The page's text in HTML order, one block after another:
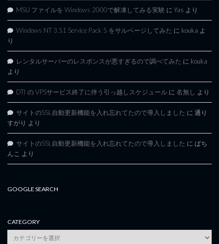
MSU ファイルを Windows 2000で解凍してみる実験 に Yas より
Windows NT 3.51 Service Pack 5 をサルベージしてみた に kouka よ
り
レンタルサーバーのレスポンスが悪すぎるので調べてみた に kouka
より
DTI の VPSサービス終了に伴う引っ越しスケジュール に 名無し より
サイトのSSL自動更新機能を入れ忘れてたので導入しました に 通り
すがり より
サイトのSSL自動更新機能を入れ忘れてたので導入しました に ぱち
んこ より
GOOGLE SEARCH
CATEGORY
category